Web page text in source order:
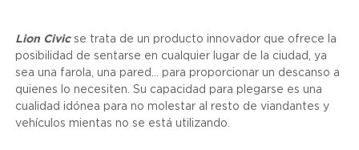
Lion Civicse trata de un producto innovador que ofrece la
posibilidad de sentarse en cualquier lugar de la ciudad, ya
sea una farola, una pared... para proporcionar un descanso a
quienes lo necesiten. Su capacidad para plegarse es una
cualidad idónea para no molestar al resto de viandantes y
vehículos mientas no se está utilizando.